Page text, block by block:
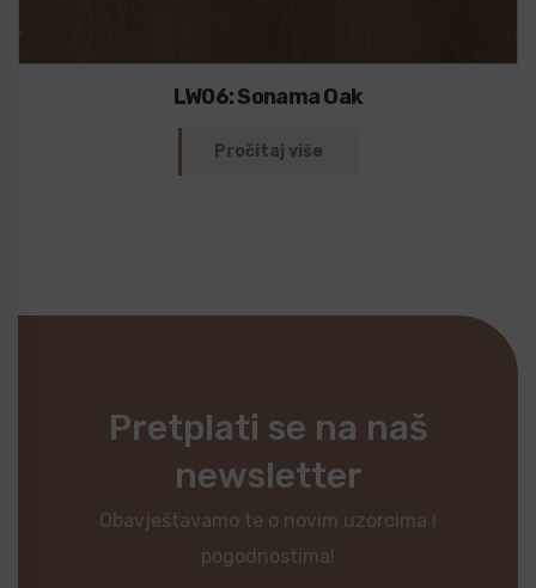
LW06: Sonama Oak
Pročitaj više
Pretplati se na naš
newsletter
Obavještavamo te o novim uzorcima i
pogodnostima!